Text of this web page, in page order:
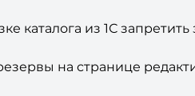
каталога из 1С
на странице